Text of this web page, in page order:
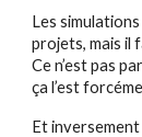
Les
projets, mais il
Ce n’est pas
ça l’est
Et